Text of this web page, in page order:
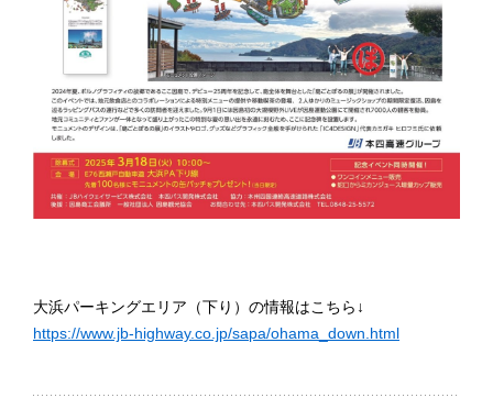
大浜パーキングエリア（下り）の情報はこちら↓
https://www.jb-highway.co.jp/sapa/ohama_down.html